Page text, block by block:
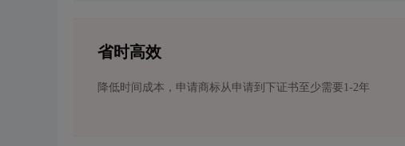
省时高效
降低时间成本，申请商标从申请到下证书至少需要1-2年